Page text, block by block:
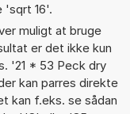
'sqrt 16'.
muligt at bruge
er det ikke kun
'21 * 53 Peck dry
kan parres direkte
kan f.eks. se sådan